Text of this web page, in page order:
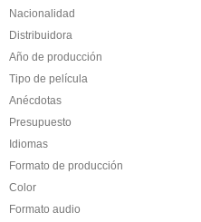
Nacionalidad
Distribuidora
Año de producción
Tipo de película
Anécdotas
Presupuesto
Idiomas
Formato de producción
Color
Formato audio